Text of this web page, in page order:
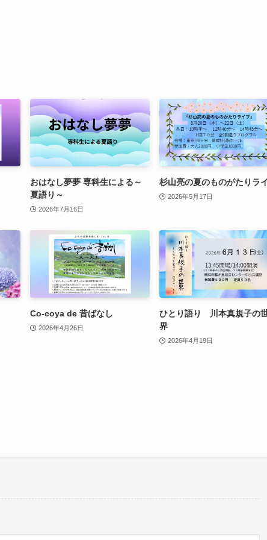
おはなし夢夢 専科生による～
夏語り～
2026年7月16日
杉山亮の夏のものがたりラ
2026年5月17日
Co-coya de 昔ばなし
2026年4月26日
ひとり語り 川本真規子の
界
2026年4月19日